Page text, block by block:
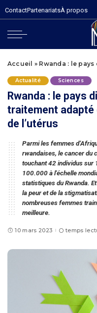
ContactPartenariatsÀ propos
Accueil » Rwanda : le pays dispose
Actualité Sciences
Rwanda : le pays
traitement adapté
de l’utérus
Parmi les femmes
rwandaises, le cancer du
touchant 42 individus sur
100.000 à l'échelle
statistiques du Rwanda.
la peur et de la
nombreuses femmes
meilleure.
10 mars 2023 temps